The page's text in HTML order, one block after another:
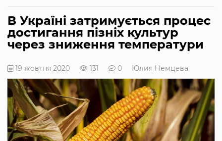
В Україні затримується процес
достигання пізніх культур
через зниження температури
19 жовтня 2020 131 0 Юлия Немцева